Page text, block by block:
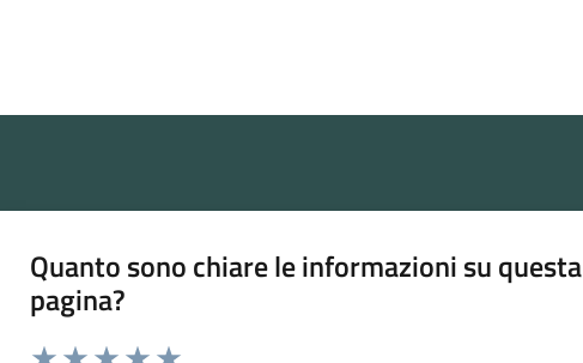
Quanto sono chiare le informazioni su questa
pagina?
Valuta da 1 a 5 stelle la pagina